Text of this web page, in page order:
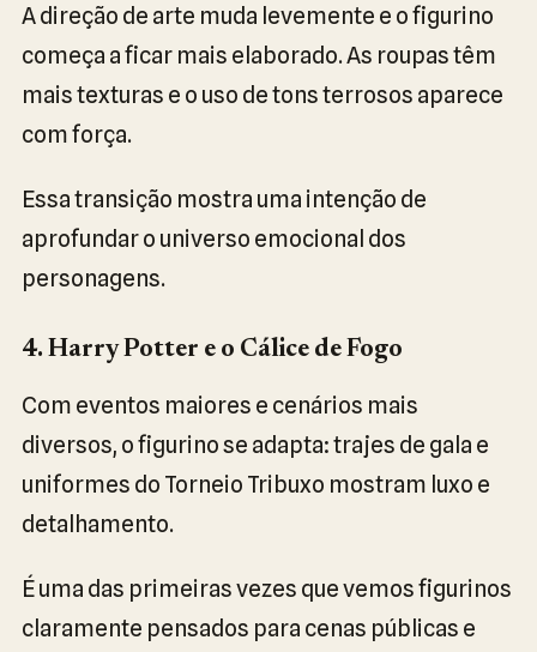
A direção de arte muda levemente e o figurino
começa a ficar mais elaborado. As roupas têm
mais texturas e o uso de tons terrosos aparece
com força.
Essa transição mostra uma intenção de
aprofundar o universo emocional dos
personagens.
4. Harry Potter e o Cálice de Fogo
Com eventos maiores e cenários mais
diversos, o figurino se adapta: trajes de gala e
uniformes do Torneio Tribuxo mostram luxo e
detalhamento.
É uma das primeiras vezes que vemos figurinos
claramente pensados para cenas públicas e